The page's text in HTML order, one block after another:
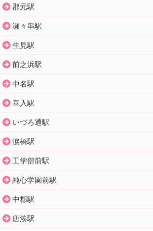
郡元駅
瀬々串駅
生見駅
前之浜駅
中名駅
喜入駅
いづろ通駅
涙橋駅
工学部前駅
純心学園前駅
中郡駅
唐湊駅